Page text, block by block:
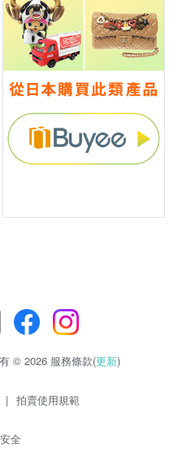
© 2026 服務條款(更新)
| 拍賣使用規範
全